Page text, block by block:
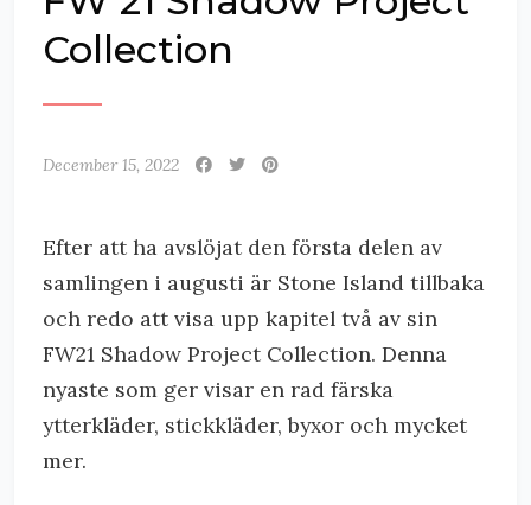
Collection
December 15, 2022
Efter att ha avslöjat den första delen av
samlingen i augusti är Stone Island tillbaka
och redo att visa upp kapitel två av sin
FW21 Shadow Project Collection. Denna
nyaste som ger visar en rad färska
ytterkläder, stickkläder, byxor och mycket
mer.